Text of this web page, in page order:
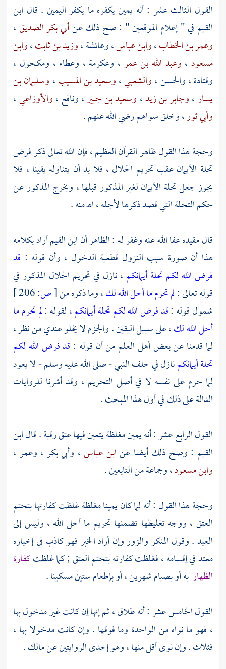
القول الثالث عشر : أنه يمين يكفره ما يكفر اليمين . قال ابن
القيم في " إعلام الموقعين " : صح ذلك عنأبي بكر الصديق،
وعمر بن الخطاب،وابن عباس،وعائشة،وزيد بن ثابت،وابن
مسعود ، وعبد الله بن عمر ، وعكرمة ، وعطاء ، ومكحول ،
وقتادة،والحسن،والشعبي،وسعيد بن المسيب، وسليمان بن
يسار،وجابر بن زيد، وسعيد بن جبير،ونافع ،والأوزاعي،
وأبي ثور، وخلق سواهم رضي الله عنهم .
وحجة هذا القول ظاهر القرآن العظيم ، فإن الله تعالى ذكر فرض
تحلة الأيمان عقب تحريم الحلال ، فلا بد أن يتناوله يقينا ، فلا
يجوز جعل تحلة الأيمان لغير المذكور قبلها ، ويخرج المذكور عن
حكم التحلة التي قصد ذكرها لأجله ، اهـ منه .
قال مقيده عفا الله عنه وغفر له : الظاهر أنابن القيمأراد بكلامه
هذا أن صورة سبب النزول قطعية الدخول ، وأن قوله : قد
فرض الله لكم تحلة أيمانكم ، نازل في تحريم الحلال المذكور في
قوله تعالى :لم تحرم ما أحل الله لك، وما ذكره من[ص:
شمول قوله :قد فرض الله لكم تحلة أيمانكم، لقوله :لم تحرم ما
أحل الله لك، على سبيل اليقين . والجزم لا يخلو عندي من نظر ،
لما قدمنا عن بعض أهل العلم من أن قوله : قد فرض الله لكم
تحلة أيمانكمنازل في حلف النبي - صلى الله عليه وسلم - لا يعود
لما حرم على نفسه لا في أصل التحريم ، وقد أشرنا للروايات
الدالة على ذلك في أول هذا المبحث .
القول الرابع عشر : أنه يمين مغلظة يتعين فيها عتق رقبة . قالابن
القيم : وصح ذلك أيضا عنابن عباس، وأبي بكر ، وعمر ،
وابن مسعود، وجماعة من التابعين .
وحجة هذا القول : أنه لما كان يمينا مغلظة غلظت كفارتها بتحتم
العتق ، ووجه تغليظها تضمنها تحريم ما أحل الله ، وليس إلى
العبد . وقول المنكر والزور وإن أراد الخبر فهو كاذب في إخباره
معتد في إقسامه ، فغلظت كفارته بتحتم العتق ; كما غلظتكفارة
الظهار به أو بصيام شهرين ، أو بإطعام ستين مسكينا .
القول الخامس عشر : أنه طلاق ، ثم إنها إن كانت غير مدخول بها
، فهو ما نواه من الواحدة وما فوقها . وإن كانت مدخولا بها ،
فثلاث . وإن نوى أقل منها ، وهو إحدى الروايتين عنمالك.